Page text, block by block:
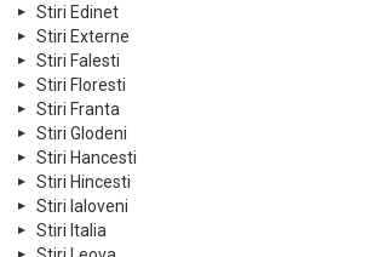
Stiri Edinet
Stiri Externe
Stiri Falesti
Stiri Floresti
Stiri Franta
Stiri Glodeni
Stiri Hancesti
Stiri Hincesti
Stiri Ialoveni
Stiri Italia